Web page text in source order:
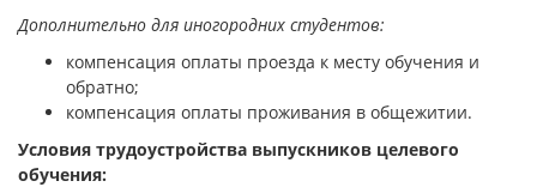
Дополнительно для иногородних студентов:
компенсация оплаты проезда к месту обучения и
обратно;
компенсация оплаты проживания в общежитии.
Условия трудоустройства выпускников целевого
обучения: